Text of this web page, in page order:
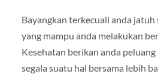
Bayangkan terkecuali anda
yang mampu anda melakukan
Kesehatan berikan anda
segala suatu hal bersama lebih